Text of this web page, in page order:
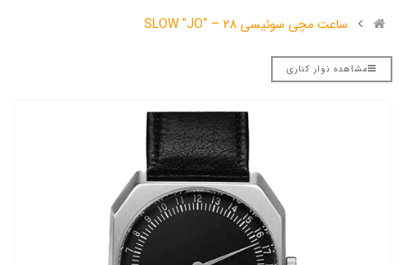
ساعت مچی سوئیسی SLOW "JO" – 28
مشاهده نوار کناری